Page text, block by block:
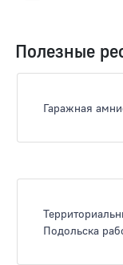
Полезные
Гаражная
Подольска